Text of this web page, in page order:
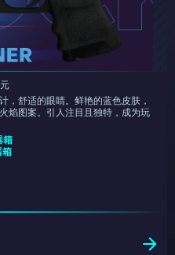
，舒适的眼睛。鲜艳的蓝色皮肤，
焰图案。引人注目且独特，成为玩
箱
箱